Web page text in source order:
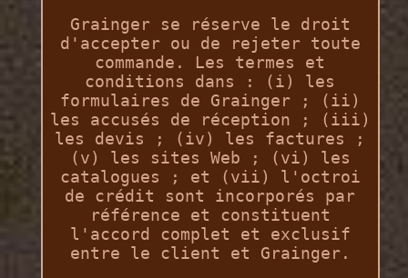
Grainger se réserve le droit
d'accepter ou de rejeter toute
commande. Les termes et
conditions dans : (i) les
formulaires de Grainger ; (ii)
les accusés de réception ; (iii)
les devis ; (iv) les factures ;
(v) les sites Web ; (vi) les
catalogues ; et (vii) l'octroi
de crédit sont incorporés par
référence et constituent
l'accord complet et exclusif
entre le client et Grainger.